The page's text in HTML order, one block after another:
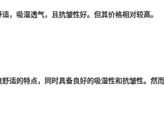
，吸湿透气，且抗皱性好。但其价格相对较高。
适的特点，同时具备良好的吸湿性和抗皱性。然